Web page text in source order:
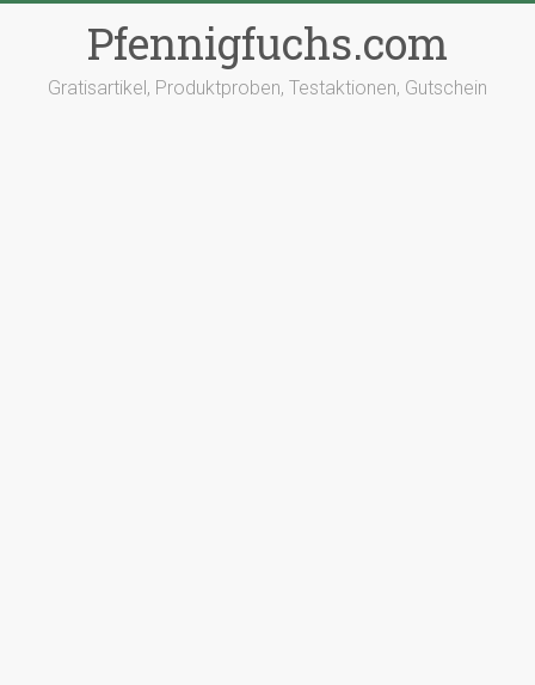
Pfennigfuchs.com
Gratisartikel, Produktproben, Testaktionen, Gutschein